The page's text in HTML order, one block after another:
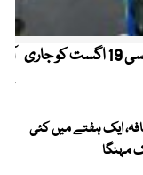
کیریبین پریمیئر لیگ ، قومی کرکٹرز کو این او سی 19 اگست کو جاری
ایک ہفتے میں کئی